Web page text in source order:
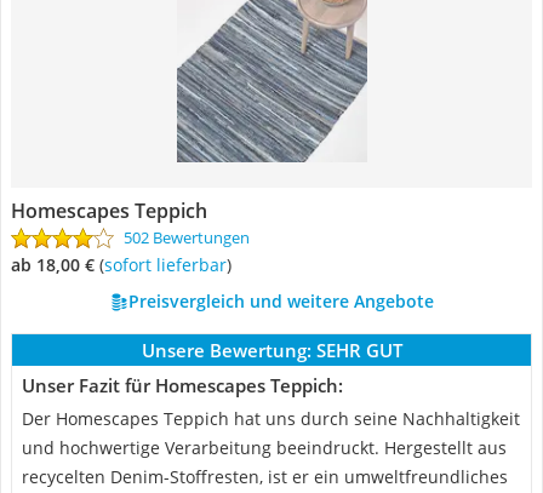
Homescapes Teppich
502 Bewertungen
ab 18,00 € ( Sofort lieferbar)
Preisvergleich und weitere Angebote
Unsere Bewertung: SEHR GUT
Unser Fazit für Homescapes Teppich:
Der Homescapes Teppich hat uns durch seine Nachhaltigkeit
und hochwertige Verarbeitung beeindruckt. Hergestellt aus
recycelten Denim-Stoffresten, ist er ein umweltfreundliches